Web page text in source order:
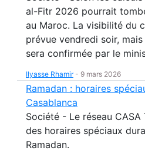
al-Fitr 2026 pourrait
au Maroc. La visibilité du
prévue vendredi soir,
sera confirmée par le
Ilyasse Rhamir- 9 mars 2026
Ramadan : horaires
Casablanca
Société - Le réseau
des horaires spéciaux
Ramadan.